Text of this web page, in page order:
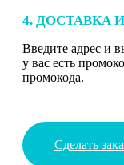
4. ДОСТАВКА
Введите адрес и
у вас есть
промокода.
Сделать